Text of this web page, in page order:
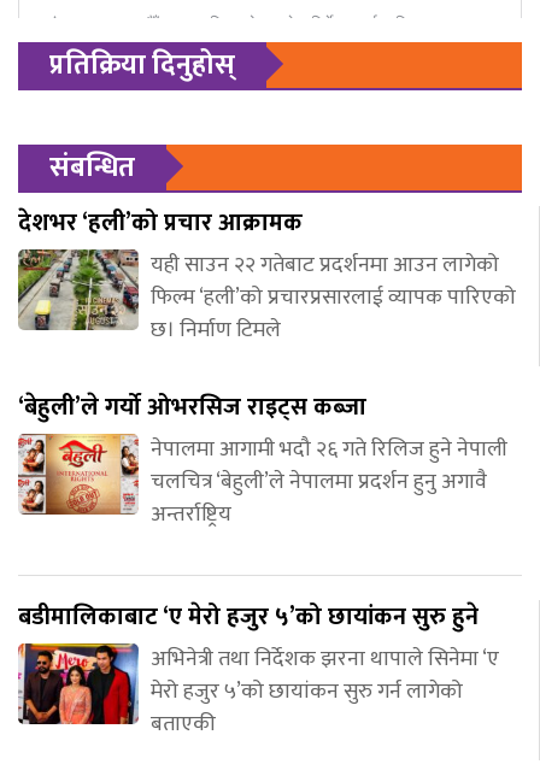
प्रतिक्रिया दिनुहोस्
संबन्धित
देशभर ‘हली’को प्रचार आक्रामक
यही साउन २२ गतेबाट प्रदर्शनमा आउन लागेको
फिल्म ‘हली’को प्रचारप्रसारलाई व्यापक पारिएको
छ। निर्माण टिमले
‘बेहुली’ले गर्यो ओभरसिज राइट्स कब्जा
नेपालमा आगामी भदौ २६ गते रिलिज हुने नेपाली
चलचित्र ‘बेहुली’ले नेपालमा प्रदर्शन हुनु अगावै
अन्तर्राष्ट्रिय
बडीमालिकाबाट ‘ए मेरो हजुर ५’को छायांकन सुरु हुने
अभिनेत्री तथा निर्देशक झरना थापाले सिनेमा ‘ए
मेरो हजुर ५’को छायांकन सुरु गर्न लागेको
बताएकी